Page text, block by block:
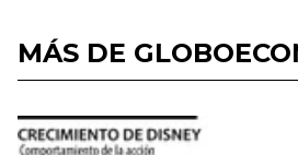
MÁS DE